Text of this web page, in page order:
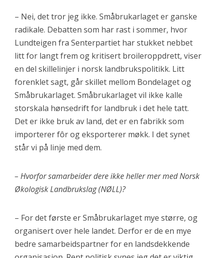
– Nei, det tror jeg ikke. Småbrukarlaget er ganske
radikale. Debatten som har rast i sommer, hvor
Lundteigen fra Senterpartiet har stukket nebbet
litt for langt frem og kritisert broileroppdrett, viser
en del skillelinjer i norsk landbrukspolitikk. Litt
forenklet sagt, går skillet mellom Bondelaget og
Småbrukarlaget. Småbrukarlaget vil ikke kalle
storskala hønsedrift for landbruk i det hele tatt.
Det er ikke bruk av land, det er en fabrikk som
importerer fôr og eksporterer møkk. I det synet
står vi på linje med dem.
– Hvorfor samarbeider dere ikke heller mer med Norsk
Økologisk Landbrukslag (NØLL)?
– For det første er Småbrukarlaget mye større, og
organisert over hele landet. Derfor er de en mye
bedre samarbeidspartner for en landsdekkende